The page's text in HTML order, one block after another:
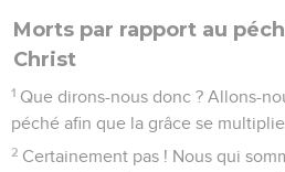
Morts par rapport au
Christ
1 Que dirons-nous donc ? Allons-
péché afin que la grâce se
2 Certainement pas ! Nous qui